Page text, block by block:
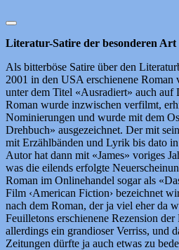
Literatur-Satire der besonderen Art
Als bitterböse Satire über den
2001 in den USA erschienene
unter dem Titel «Ausradiert» auch
Roman wurde inzwischen verfilmt,
Nominierungen und wurde mit dem
Drehbuch» ausgezeichnet. Der mit
mit Erzählbänden und Lyrik bis dato
Autor hat dann mit «James» voriges
was die eilends erfolgte
Roman im Onlinehandel sogar als
Film ‹American Fiction› bezeichnet
nach dem Roman, der ja viel eher da
Feuilletons erschienene Rezension
allerdings ein grandioser Verriss, und
Zeitungen dürfte ja auch etwas zu